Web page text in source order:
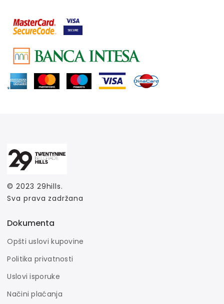
© 2023 29hills.
Sva prava zadržana
Dokumenta
Opšti uslovi kupovine
Politika privatnosti
Uslovi isporuke
Načini plaćanja